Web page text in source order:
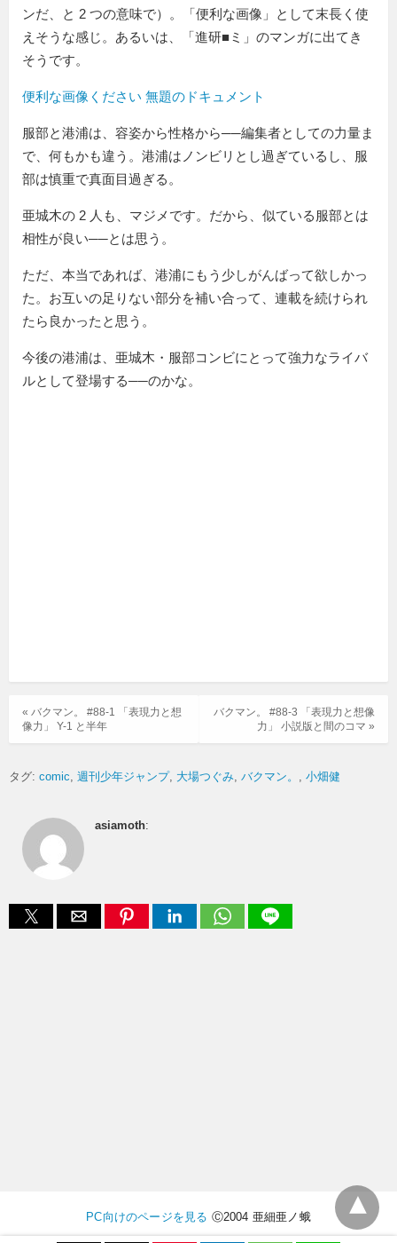
ンだ、と 2 つの意味で）。「便利な画像」として末長く使
えそうな感じ。あるいは、「進研■ミ」のマンガに出てき
そうです。
便利な画像ください 無題のドキュメント
服部と港浦は、容姿から性格から──編集者としての力量ま
で、何もかも違う。港浦はノンビリとし過ぎているし、服
部は慎重で真面目過ぎる。
亜城木の 2 人も、マジメです。だから、似ている服部とは
相性が良い──とは思う。
ただ、本当であれば、港浦にもう少しがんばって欲しかっ
た。お互いの足りない部分を補い合って、連載を続けられ
たら良かったと思う。
今後の港浦は、亜城木・服部コンビにとって強力なライバ
ルとして登場する──のかな。
バクマン。 #88-3 「表現力と想像
力」 小説版と間のコマ »
« バクマン。 #88-1 「表現力と想
像力」 Y-1 と半年
タグ: comic 週刊少年ジャンプ 大場つぐみ バクマン。 小畑健
asiamoth:
PC向けのページを見る Ⓒ2004 亜細亜ノ蛾